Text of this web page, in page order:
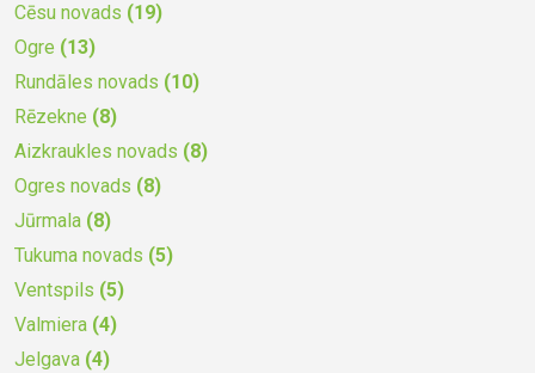
Cēsu novads (19)
Ogre (13)
Rundāles novads (10)
Rēzekne (8)
Aizkraukles novads (8)
Ogres novads (8)
Jūrmala (8)
Tukuma novads (5)
Ventspils (5)
Valmiera (4)
Jelgava (4)